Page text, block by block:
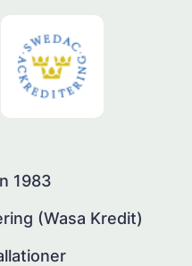
1983
(Wasa Kredit)